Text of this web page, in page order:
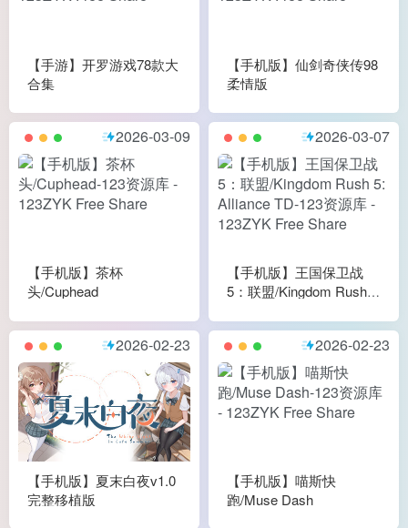
【手游】开罗游戏78款大
合集
【手机版】仙剑奇侠传98
柔情版
2026-03-09
【手机版】茶杯
头/Cuphead
2026-03-07
【手机版】王国保卫战
5：联盟/Kingdom Rush
2026-02-23
【手机版】夏末白夜v1.0
完整移植版
2026-02-23
【手机版】喵斯快
跑/Muse Dash